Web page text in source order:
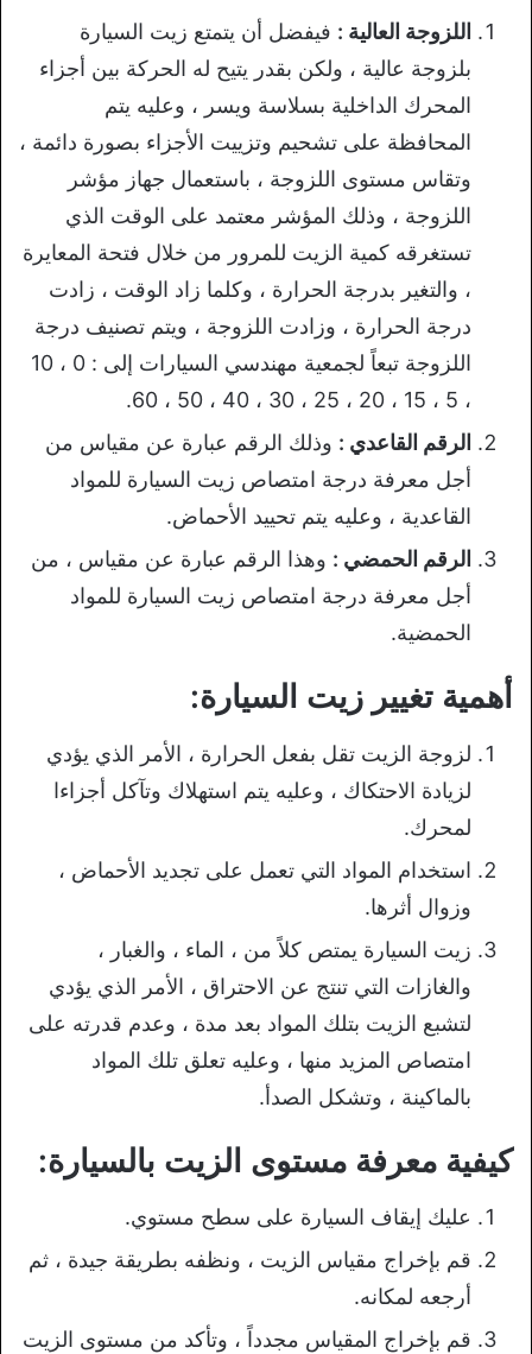
اللزوجة العالية : فيفضل أن يتمتع زيت السيارة
بلزوجة عالية ، ولكن بقدر يتيح له الحركة بين أجزاء
المحرك الداخلية بسلاسة ويسر ، وعليه يتم
المحافظة على تشحيم وتزييت الأجزاء بصورة دائمة ،
وتقاس مستوى اللزوجة ، باستعمال جهاز مؤشر
اللزوجة ، وذلك المؤشر معتمد على الوقت الذي
تستغرقه كمية الزيت للمرور من خلال فتحة المعايرة
، والتغير بدرجة الحرارة ، وكلما زاد الوقت ، زادت
درجة الحرارة ، وزادت اللزوجة ، ويتم تصنيف درجة
اللزوجة تبعاً لجمعية مهندسي السيارات إلى : 0 ، 10
، 5 ، 15 ، 20 ، 25 ، 30 ، 40 ، 50 ، 60.
الرقم القاعدي : وذلك الرقم عبارة عن مقياس من
أجل معرفة درجة امتصاص زيت السيارة للمواد
القاعدية ، وعليه يتم تحييد الأحماض.
الرقم الحمضي : وهذا الرقم عبارة عن مقياس ، من
أجل معرفة درجة امتصاص زيت السيارة للمواد
الحمضية.
أهمية تغيير زيت السيارة:
لزوجة الزيت تقل بفعل الحرارة ، الأمر الذي يؤدي
لزيادة الاحتكاك ، وعليه يتم استهلاك وتآكل أجزاءا
لمحرك.
استخدام المواد التي تعمل على تجديد الأحماض ،
وزوال أثرها.
زيت السيارة يمتص كلاً من ، الماء ، والغبار ،
والغازات التي تنتج عن الاحتراق ، الأمر الذي يؤدي
لتشبع الزيت بتلك المواد بعد مدة ، وعدم قدرته على
امتصاص المزيد منها ، وعليه تعلق تلك المواد
بالماكينة ، وتشكل الصدأ.
كيفية معرفة مستوى الزيت بالسيارة:
عليك إيقاف السيارة على سطح مستوي.
قم بإخراج مقياس الزيت ، ونظفه بطريقة جيدة ، ثم
أرجعه لمكانه.
قم بإخراج المقياس مجدداً ، وتأكد من مستوى الزيت